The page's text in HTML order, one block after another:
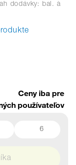
dodávky: bal. à
Ceny iba pre
používateľov
6